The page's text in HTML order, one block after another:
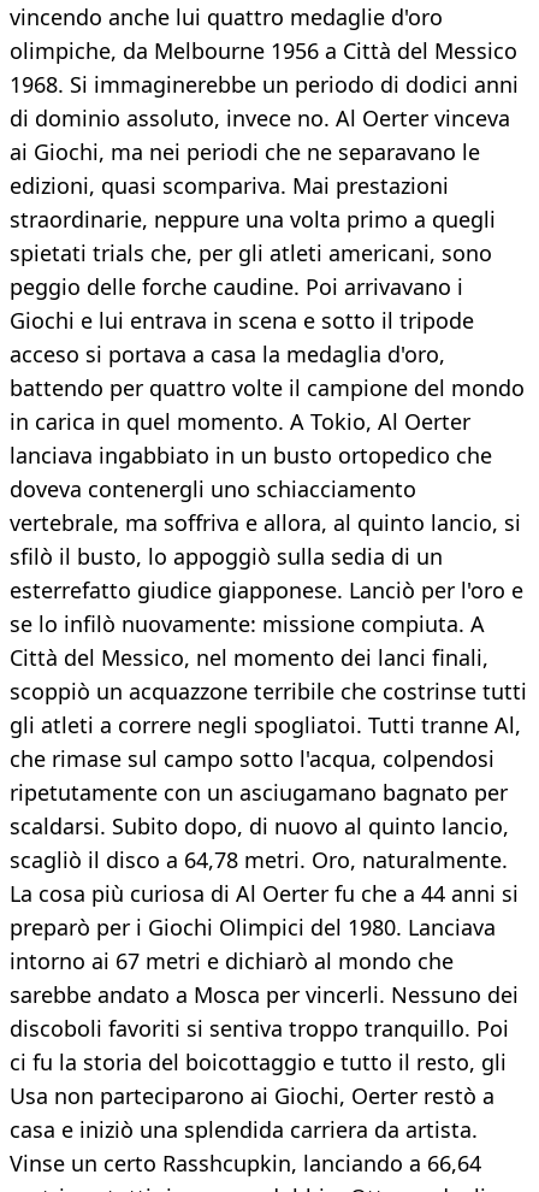
vincendo anche lui quattro medaglie d'oro
olimpiche, da Melbourne 1956 a Città del Messico
1968. Si immaginerebbe un periodo di dodici anni
di dominio assoluto, invece no. Al Oerter vinceva
ai Giochi, ma nei periodi che ne separavano le
edizioni, quasi scompariva. Mai prestazioni
straordinarie, neppure una volta primo a quegli
spietati trials che, per gli atleti americani, sono
peggio delle forche caudine. Poi arrivavano i
Giochi e lui entrava in scena e sotto il tripode
acceso si portava a casa la medaglia d'oro,
battendo per quattro volte il campione del mondo
in carica in quel momento. A Tokio, Al Oerter
lanciava ingabbiato in un busto ortopedico che
doveva contenergli uno schiacciamento
vertebrale, ma soffriva e allora, al quinto lancio, si
sfilò il busto, lo appoggiò sulla sedia di un
esterrefatto giudice giapponese. Lanciò per l'oro e
se lo infilò nuovamente: missione compiuta. A
Città del Messico, nel momento dei lanci finali,
scoppiò un acquazzone terribile che costrinse tutti
gli atleti a correre negli spogliatoi. Tutti tranne Al,
che rimase sul campo sotto l'acqua, colpendosi
ripetutamente con un asciugamano bagnato per
scaldarsi. Subito dopo, di nuovo al quinto lancio,
scagliò il disco a 64,78 metri. Oro, naturalmente.
La cosa più curiosa di Al Oerter fu che a 44 anni si
preparò per i Giochi Olimpici del 1980. Lanciava
intorno ai 67 metri e dichiarò al mondo che
sarebbe andato a Mosca per vincerli. Nessuno dei
discoboli favoriti si sentiva troppo tranquillo. Poi
ci fu la storia del boicottaggio e tutto il resto, gli
Usa non parteciparono ai Giochi, Oerter restò a
casa e iniziò una splendida carriera da artista.
Vinse un certo Rasshcupkin, lanciando a 66,64